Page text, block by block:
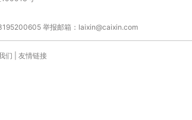
举报邮箱：laixin@caixin.com
们 友情链接